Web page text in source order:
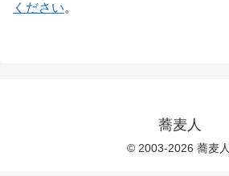
ください。
蕎麦人
© 2003-2026 蕎麦人.